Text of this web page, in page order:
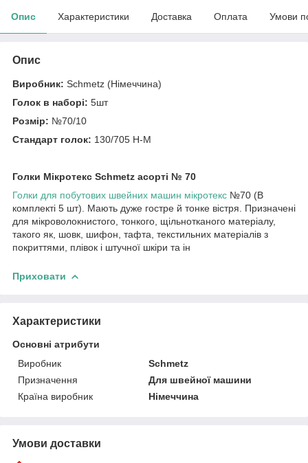
Опис Характеристики Доставка Оплата Умови
Опис
Виробник: Schmetz (Німеччина)
Голок в наборі: 5шт
Розмір: №70/10
Стандарт голок: 130/705 H-M
Голки Мікротекс Schmetz асорті № 70
Голки для побутових швейних машин мікротекс №70 (В
комплекті 5 шт). Мають дуже гостре й тонке вістря. Призначені
для мікроволокнистого, тонкого, щільнотканого матеріалу,
такого як, шовк, шифон, тафта, текстильних матеріалів з
покриттями, плівок і штучної шкіри та ін
Приховати
Характеристики
Основні атрибути
Виробник
Schmetz
Призначення
Для швейної машини
Країна виробник
Німеччина
Умови доставки